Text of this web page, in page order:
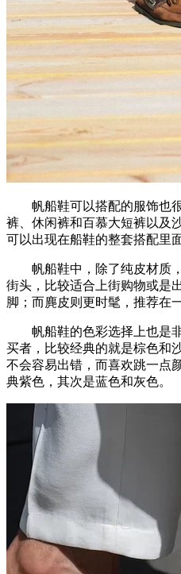
帆船鞋可以搭配的服饰也很
裤、休闲裤和百慕大短裤以及
可以出现在船鞋的整套搭配里面
帆船鞋中，除了纯皮材质，
街头，比较适合上街购物或是
脚；而麂皮则更时髦，推荐在
帆船鞋的色彩选择上也是非
买者，比较经典的就是棕色和
不会容易出错，而喜欢跳一点
典紫色，其次是蓝色和灰色。